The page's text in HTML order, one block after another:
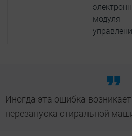
модуля
Иногда эта ошибка
перезапуска стиральной